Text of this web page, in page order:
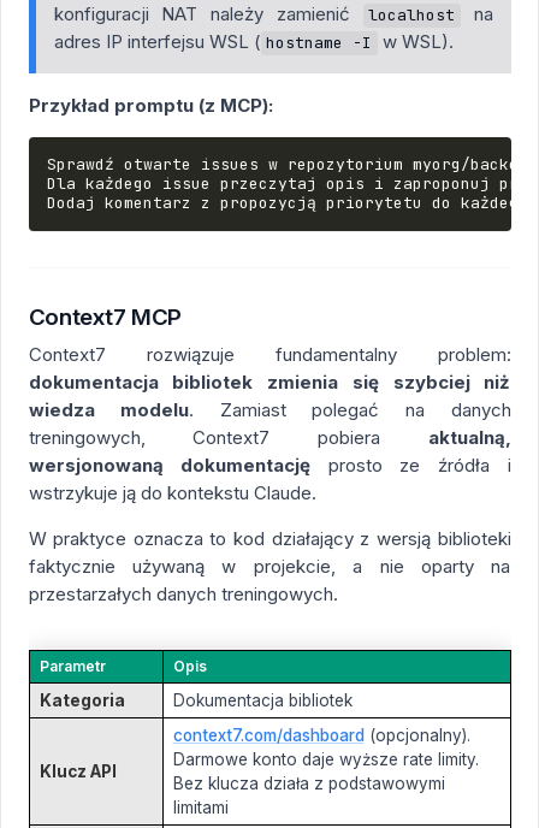
konfiguracji NAT należy zamienić
localhost
na
adres IP interfejsu WSL ( hostname -I w WSL).
Przykład promptu (z MCP):
Sprawdź otwarte issues w repozytorium myorg/
Dla każdego issue przeczytaj opis i zaproponuj
Context7 MCP
Context7 rozwiązuje fundamentalny problem:
dokumentacja bibliotek zmienia się szybciej niż
wiedza modelu. Zamiast polegać na danych
treningowych, Context7 pobiera aktualną,
wersjonowaną dokumentację prosto ze źródła i
wstrzykuje ją do kontekstu Claude.
W praktyce oznacza to kod działający z wersją biblioteki
faktycznie używaną w projekcie, a nie oparty na
przestarzałych danych treningowych.
Parametr Opis
Kategoria Dokumentacja bibliotek
Klucz API
context7.com/dashboard (opcjonalny).
Darmowe konto daje wyższe rate limity.
Bez klucza działa z podstawowymi
limitami